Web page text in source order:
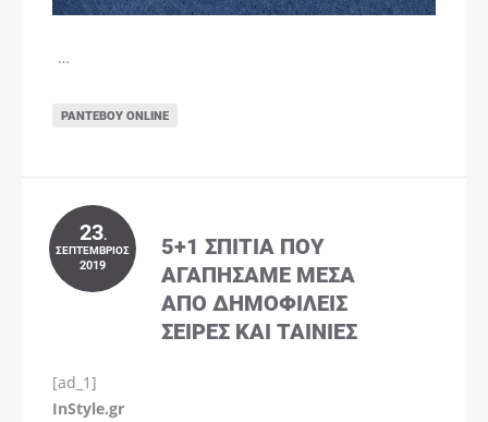
…
ΡΑΝΤΕΒΟΎ ONLINE
23.
ΣΕΠΤΈΜΒΡΙΟΣ
2019
5+1 ΣΠΊΤΙΑ ΠΟΥ
ΑΓΑΠΉΣΑΜΕ ΜΈΣΑ
ΑΠΌ ΔΗΜΟΦΙΛΕΊΣ
ΣΕΙΡΈΣ ΚΑΙ ΤΑΙΝΊΕΣ
[ad_1]
InStyle.gr